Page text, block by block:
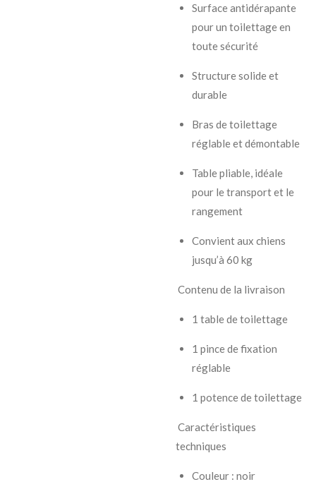
Surface antidérapante
pour un toilettage en
toute sécurité
Structure solide et
durable
Bras de toilettage
réglable et démontable
Table pliable, idéale
pour le transport et le
rangement
Convient aux chiens
jusqu’à 60 kg
Contenu de la livraison
1 table de toilettage
1 pince de fixation
réglable
1 potence de toilettage
Caractéristiques
techniques
Couleur : noir